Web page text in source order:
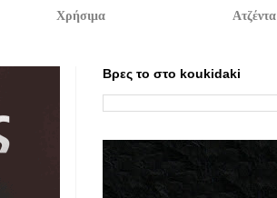
Χρήσιμα Ατζέντα
Βρες το στο koukidaki